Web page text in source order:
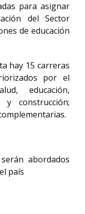
para asignar
del Sector
de educación
hay 15 carreras
por el
educación,
y construcción;
abordados
país